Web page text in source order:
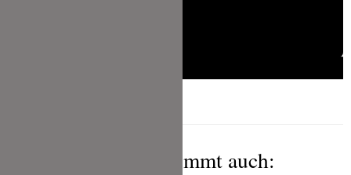
Das gefällt Dir bestimmt auch: